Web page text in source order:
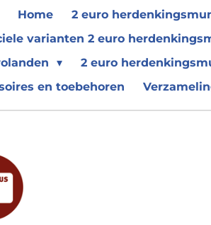
Home 2 euro
varianten 2 euro
2 euro
en toebehoren